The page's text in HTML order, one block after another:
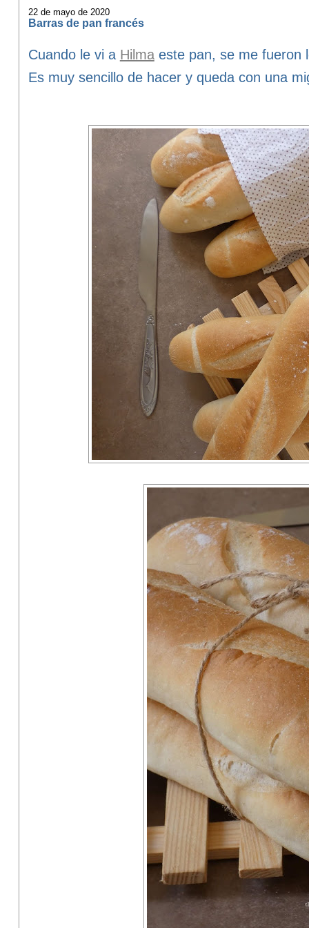
22 de mayo de 2020
Barras de pan francés
Cuando le vi a Hilmaeste pan, se me fueron
Es muy sencillo de hacer y queda con una